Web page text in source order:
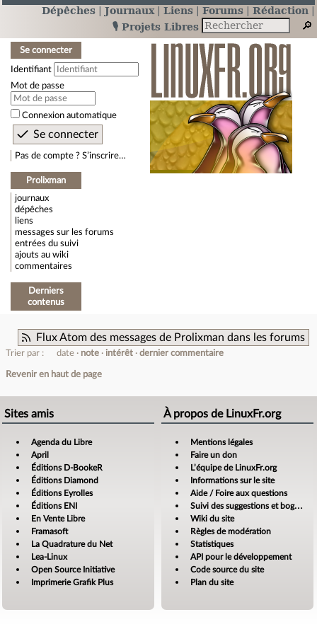
Dépêches Journaux Liens Forums
Rédaction
🎙️ Projets Libres
Se connecter
Identifiant
Mot de passe
Connexion automatique
Pas de compte ? S’inscrire…
Prolixman
journaux
dépêches
liens
messages sur les forums
entrées du suivi
ajouts au wiki
commentaires
Derniers
contenus
Flux Atom des messages de Prolixman dans les forums
Trier par : date note intérêt dernier commentaire
Revenir en haut de page
Sites amis
Agenda du Libre
April
Éditions D-BookeR
Éditions Diamond
Éditions Eyrolles
Éditions ENI
En Vente Libre
Framasoft
La Quadrature du Net
Lea-Linux
Open Source Initiative
Imprimerie Grafik Plus
À propos de LinuxFr.org
Mentions légales
Faire un don
L’équipe de LinuxFr.org
Informations sur le site
Aide / Foire aux questions
Suivi des suggestions et bogues
Wiki du site
Règles de modération
Statistiques
API pour le développement
Code source du site
Plan du site